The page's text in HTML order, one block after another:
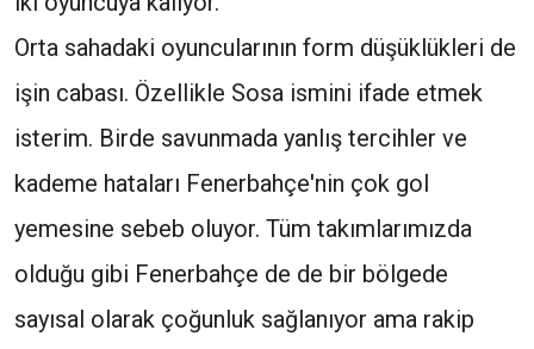
Orta sahadaki oyuncularının form düşüklükleri de
işin cabası. Özellikle Sosa ismini ifade etmek
isterim. Birde savunmada yanlış tercihler ve
kademe hataları Fenerbahçe'nin çok gol
yemesine sebeb oluyor. Tüm takımlarımızda
olduğu gibi Fenerbahçe de de bir bölgede
sayısal olarak çoğunluk sağlanıyor ama rakip